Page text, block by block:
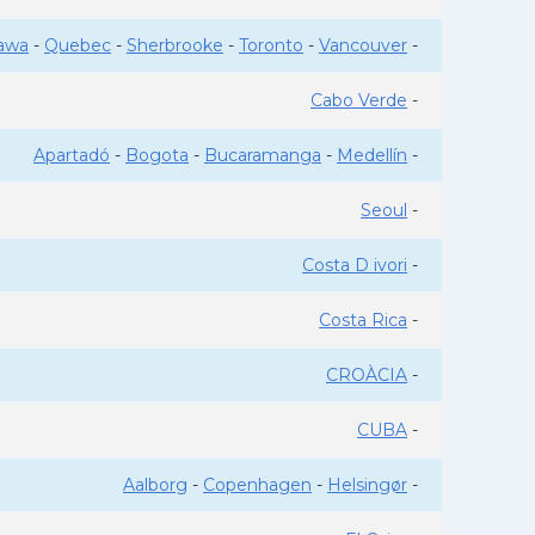
- Quebec - Sherbrooke - Toronto - Vancouver -
Cabo Verde -
Apartadó - Bogota - Bucaramanga - Medellín -
Seoul -
Costa D ivori -
Costa Rica -
CROÀCIA -
CUBA -
Aalborg - Copenhagen - Helsingør -